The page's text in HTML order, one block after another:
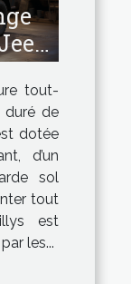
tout-
duré de
dotée
d’un
sol
tout
est
les...